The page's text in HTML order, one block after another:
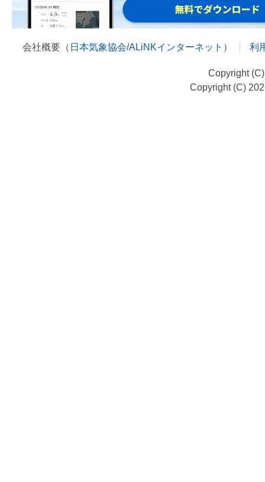
会社概要（ 日本気象協会/ALiNKインターネット ） 利
Copyright
Copyright (C)